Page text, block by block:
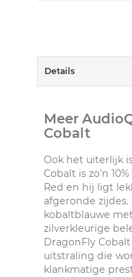
Details
Meer
Cobalt
Ook het uiterlijk
Cobalt is zo’n
Red en hij ligt
afgeronde
kobaltblauwe
zilverkleurige
DragonFly
uitstraling die
klankmatige